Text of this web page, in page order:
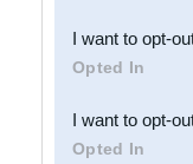
third parties.
I want to opt-
Opted In
I want to opt-
Opted In